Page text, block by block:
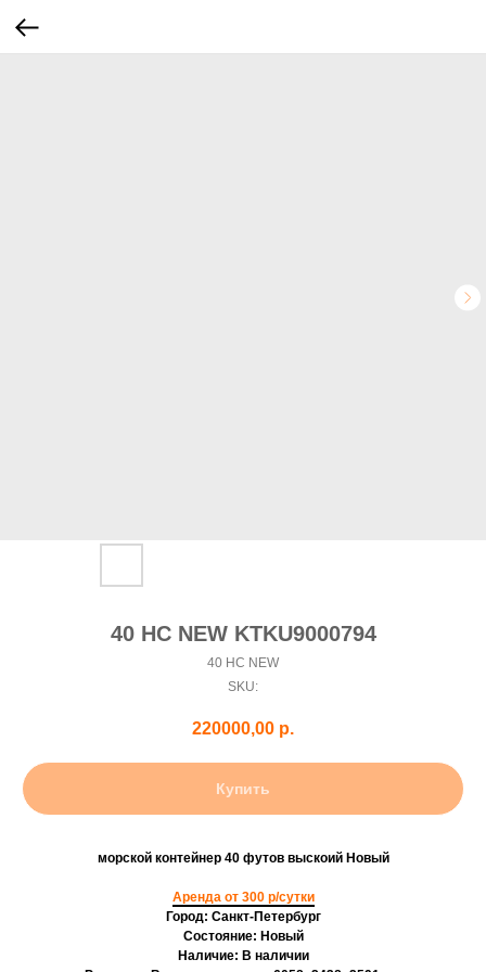
40 HC NEW KTKU9000794
40 HC NEW
SKU:
220000,00 р.
Купить
морской контейнер 40 футов выскоий Новый
Аренда от 300 р/сутки
Город: Санкт-Петербург
Состояние: Новый
Наличие: В наличии